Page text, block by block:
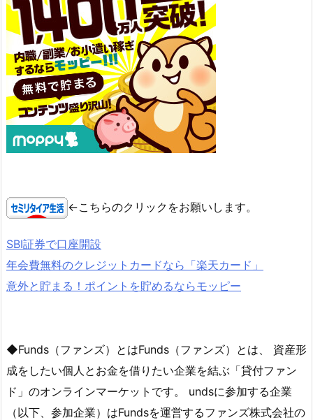
←こちらのクリックをお願いします。
SBI証券で口座開設
年会費無料のクレジットカードなら「楽天カード」
意外と貯まる！ポイントを貯めるならモッピー
◆Funds（ファンズ）とはFunds（ファンズ）とは、 資産形
成をしたい個人とお金を借りたい企業を結ぶ「貸付ファン
ド」のオンラインマーケットです。 undsに参加する企業
（以下、参加企業）はFundsを運営するファンズ株式会社の